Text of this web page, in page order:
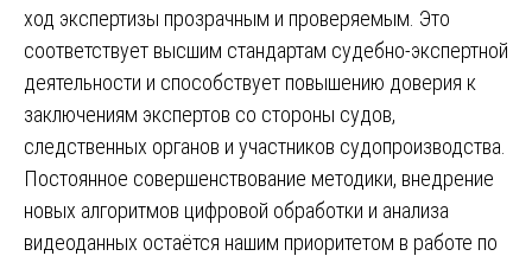
ход экспертизы прозрачным и проверяемым. Это
соответствует высшим стандартам судебно-экспертной
деятельности и способствует повышению доверия к
заключениям экспертов со стороны судов,
следственных органов и участников судопроизводства.
Постоянное совершенствование методики, внедрение
новых алгоритмов цифровой обработки и анализа
видеоданных остаётся нашим приоритетом в работе по